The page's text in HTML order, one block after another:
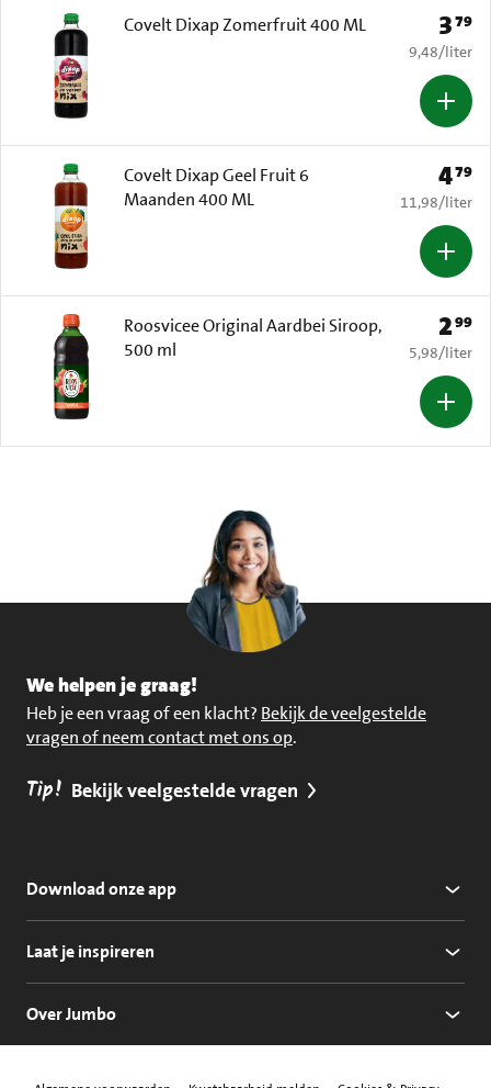
Covelt Dixap Zomerfruit 400 ML Prijs:
379
€ 9,48 per
9,48/liter
Covelt Dixap Geel Fruit 6
Maanden 400 ML
Prijs:
479
€ 11,98 per
11,98/liter
Roosvicee Original Aardbei Siroop,
500 ml
Prijs:
299
€ 5,98 per
5,98/liter
We helpen je graag!
Heb je een vraag of een klacht? Bekijk de veelgestelde
vragen of neem contact met ons op.
Tip! Bekijk veelgestelde vragen
Download onze app
Laat je inspireren
Over Jumbo